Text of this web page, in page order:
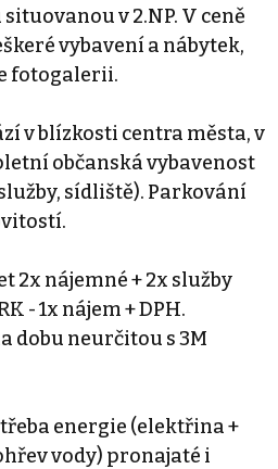
v 2.NP. V ceně
vybavení a nábytek,
fotogalerii.
v blízkosti centra města, v
občanská vybavenost
sídliště). Parkování
2x nájemné + 2x služby
- 1x nájem + DPH.
dobu neurčitou s 3M
energie (elektřina +
vody) pronajaté i